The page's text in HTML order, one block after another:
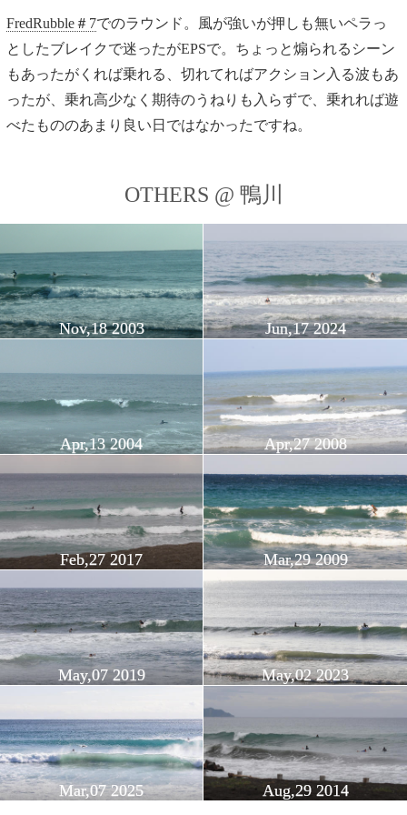
FredRubble＃7でのラウンド。風が強いが押しも無いペラっ
としたブレイクで迷ったがEPSで。ちょっと煽られるシーン
もあったがくれば乗れる、切れてればアクション入る波もあ
ったが、乗れ高少なく期待のうねりも入らずで、乗れれば遊
べたもののあまり良い日ではなかったですね。
OTHERS @ 鴨川
Nov,18 2003 Jun,17 2024
Apr,13 2004 Apr,27 2008
Feb,27 2017 Mar,29 2009
May,07 2019 May,02 2023
Mar,07 2025 Aug,29 2014